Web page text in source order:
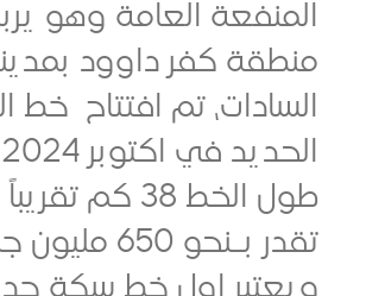
العامة وهو يربط
كفر داوود بمدينة
تم افتتاح خط السكة
الحديد في اكتوبر 2024 ويبلغ
طول الخط 38 كم تقريباً
تقدر بـنحو 650 مليون جنيه
اول خط سكة حديد